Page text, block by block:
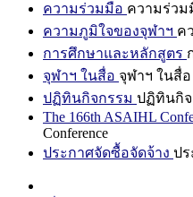
ความร่วมมือ ความร่วม
ความภูมิใจของจุฬาฯ ค
การศึกษาและหลักสูตร
จุฬาฯ ในสื่อ จุฬาฯ ในสื่อ
ปฏิทินกิจกรรม ปฏิทินกิจ
The 166th ASAIHL
Conference
ประกาศจัดซื้อจัดจ้าง ปร